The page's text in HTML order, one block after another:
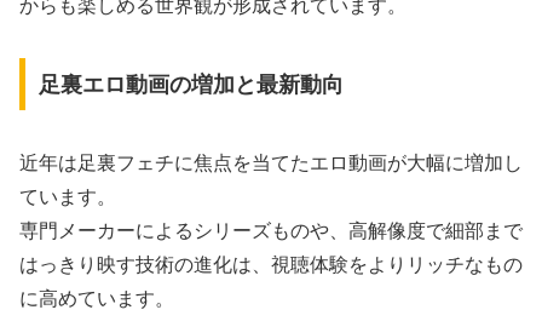
からも楽しめる世界観が形成されています。
足裏エロ動画の増加と最新動向
近年は足裏フェチに焦点を当てたエロ動画が大幅に増加し
ています。
専門メーカーによるシリーズものや、高解像度で細部まで
はっきり映す技術の進化は、視聴体験をよりリッチなもの
に高めています。